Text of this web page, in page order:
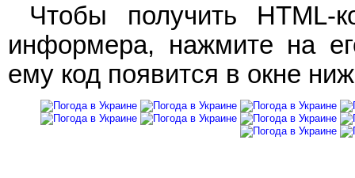
Чтобы получить HTML-
информера, нажмите на
ему код появится в окне